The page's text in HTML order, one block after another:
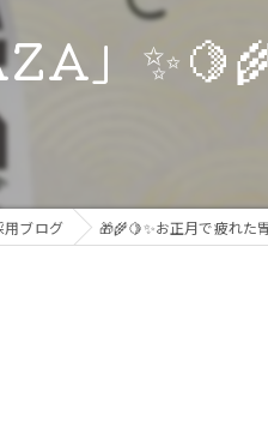
」
用ブログ 🎁🌾🍋✨お正月で疲れた